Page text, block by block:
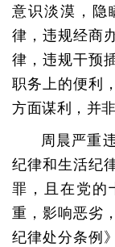
意识淡漠，隐
律，违规经商
律，违规干预
职务上的便利
方面谋利，并
周晨严重
纪律和生活纪
罪，且在党的
重，影响恶劣
纪律处分条例